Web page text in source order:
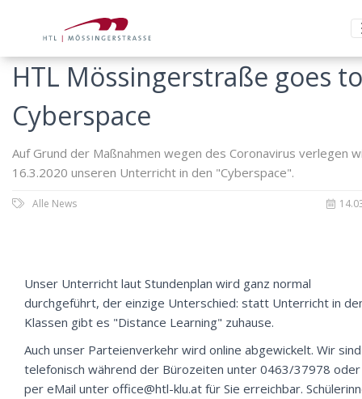
HTL Mössingerstraße goes to
Cyberspace
Auf Grund der Maßnahmen wegen des Coronavirus verlegen
16.3.2020 unseren Unterricht in den "Cyberspace".
Alle News
Unser Unterricht laut Stundenplan wird ganz normal
durchgeführt, der einzige Unterschied: statt Unterricht in
Klassen gibt es "Distance Learning" zuhause.
Auch unser Parteienverkehr wird online abgewickelt. Wir sind
telefonisch während der Bürozeiten unter 0463/37978 oder
per eMail unter office@htl-klu.at für Sie erreichbar.